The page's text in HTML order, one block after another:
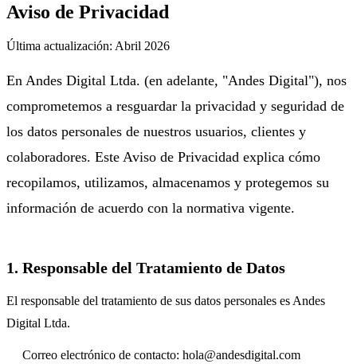
Aviso de Privacidad
Última actualización: Abril 2026
En Andes Digital Ltda. (en adelante, "Andes Digital"), nos
comprometemos a resguardar la privacidad y seguridad de
los datos personales de nuestros usuarios, clientes y
colaboradores. Este Aviso de Privacidad explica cómo
recopilamos, utilizamos, almacenamos y protegemos su
información de acuerdo con la normativa vigente.
1. Responsable del Tratamiento de Datos
El responsable del tratamiento de sus datos personales es Andes
Digital Ltda.
Correo electrónico de contacto: hola@andesdigital.com